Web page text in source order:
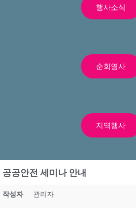
행사소식
순회영사
지역행사
공공안전 세미나 안내
작성자 관리자